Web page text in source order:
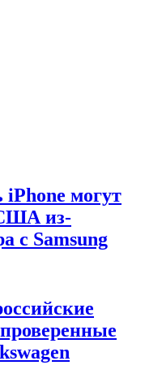
могут
из-
с Samsung